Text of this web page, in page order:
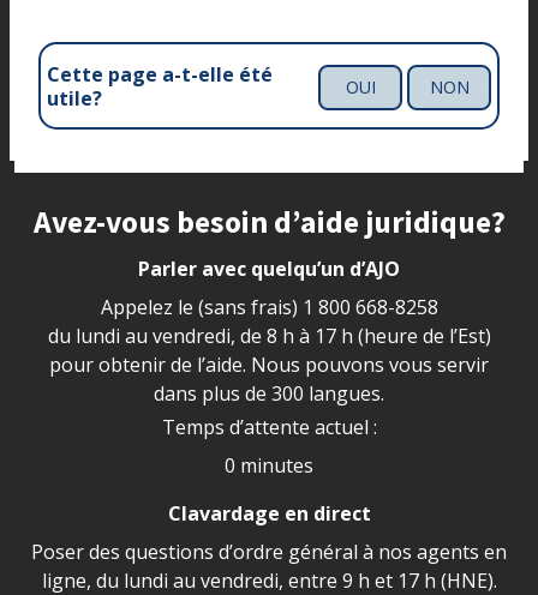
Cette page a-t-elle été
utile?
OUI NON
Site footer
Avez-vous besoin d’aide juridique?
Parler avec quelqu’un d’AJO
Appelez le (sans frais) 1 800 668-8258
du lundi au vendredi, de 8 h à 17 h (heure de l’Est)
pour obtenir de l’aide. Nous pouvons vous servir
dans plus de 300 langues.
Temps d’attente actuel :
0 minutes
Clavardage en direct
Poser des questions d’ordre général à nos agents en
ligne, du lundi au vendredi, entre 9 h et 17 h (HNE).